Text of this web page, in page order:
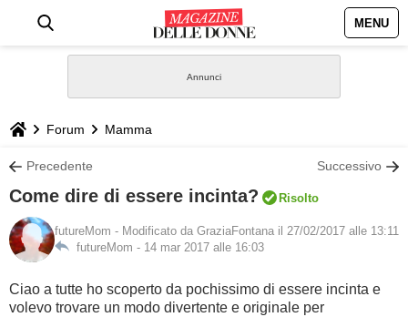
MENU
STILE
DEFINIZIONI
GASTRONOMIA
Forum Mamma
Precedente Successivo
Come dire di essere incinta? Risolto
futureMom - Modificato da GraziaFontana il 27/02/2017 alle 13:11
futureMom - 14 mar 2017 alle 16:03
Ciao a tutte ho scoperto da pochissimo di essere incinta e
volevo trovare un modo divertente e originale per